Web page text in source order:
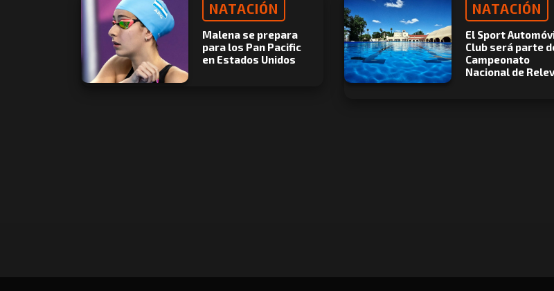
NATACIÓN
Malena se prepara
para los Pan Pacific
en Estados Unidos
NATACIÓN
El Sport
Club será parte
Campeonato
Nacional de